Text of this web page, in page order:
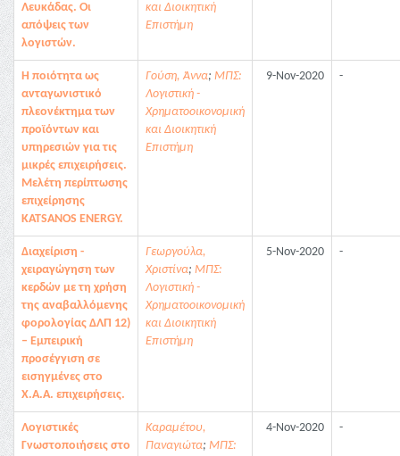
Λευκάδας. Οι
απόψεις των
λογιστών.
και Διοικητική
Επιστήμη
Η ποιότητα ως
ανταγωνιστικό
πλεονέκτημα των
προϊόντων και
υπηρεσιών για τις
μικρές επιχειρήσεις.
Μελέτη περίπτωσης
επιχείρησης
KATSANOS ENERGY.
Γούση, Άννα; ΜΠΣ:
Λογιστική -
Χρηματοοικονομική
και Διοικητική
Επιστήμη
9-Nov-2020 -
Διαχείριση -
χειραγώγηση των
κερδών με τη χρήση
της αναβαλλόμενης
φορολογίας ΔΛΠ 12)
– Εμπειρική
προσέγγιση σε
εισηγμένες στο
Χ.Α.Α. επιχειρήσεις.
Γεωργούλα,
Χριστίνα; ΜΠΣ:
Λογιστική -
Χρηματοοικονομική
και Διοικητική
Επιστήμη
5-Nov-2020 -
Λογιστικές
Γνωστοποιήσεις στο
Καραμέτου,
Παναγιώτα; ΜΠΣ:
4-Nov-2020 -